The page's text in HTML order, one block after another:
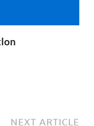
NEXT ARTICLE